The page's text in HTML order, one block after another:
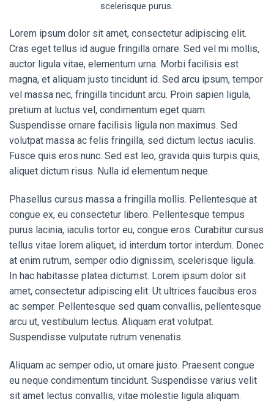
scelerisque purus.
Lorem ipsum dolor sit amet, consectetur adipiscing elit.
Cras eget tellus id augue fringilla ornare. Sed vel mi mollis,
auctor ligula vitae, elementum urna. Morbi facilisis est
magna, et aliquam justo tincidunt id. Sed arcu ipsum, tempor
vel massa nec, fringilla tincidunt arcu. Proin sapien ligula,
pretium at luctus vel, condimentum eget quam.
Suspendisse ornare facilisis ligula non maximus. Sed
volutpat massa ac felis fringilla, sed dictum lectus iaculis.
Fusce quis eros nunc. Sed est leo, gravida quis turpis quis,
aliquet dictum risus. Nulla id elementum neque.
Phasellus cursus massa a fringilla mollis. Pellentesque at
congue ex, eu consectetur libero. Pellentesque tempus
purus lacinia, iaculis tortor eu, congue eros. Curabitur cursus
tellus vitae lorem aliquet, id interdum tortor interdum. Donec
at enim rutrum, semper odio dignissim, scelerisque ligula.
In hac habitasse platea dictumst. Lorem ipsum dolor sit
amet, consectetur adipiscing elit. Ut ultrices faucibus eros
ac semper. Pellentesque sed quam convallis, pellentesque
arcu ut, vestibulum lectus. Aliquam erat volutpat.
Suspendisse vulputate rutrum venenatis.
Aliquam ac semper odio, ut ornare justo. Praesent congue
eu neque condimentum tincidunt. Suspendisse varius velit
sit amet lectus convallis, vitae molestie ligula aliquam.